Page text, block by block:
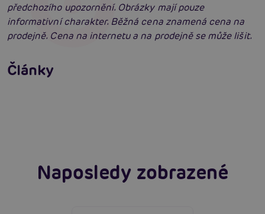
předchozího upozornění. Obrázky mají pouze
informativní charakter. Běžná cena znamená cena na
prodejně. Cena na internetu a na prodejně se může lišit.
Články
neodolatelně sexy
Číst více
Erotická inteligence: Příručka Sexiomů
Naposledy zobrazené